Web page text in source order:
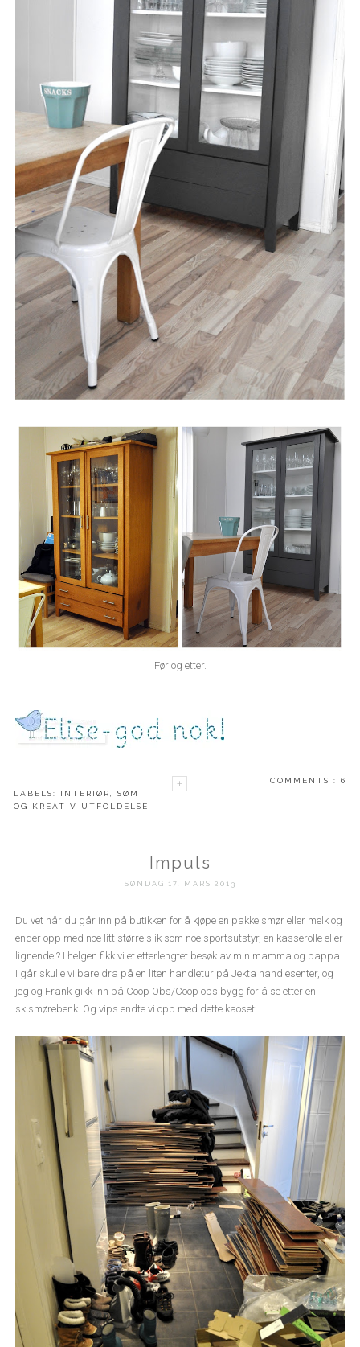
Før og etter.
COMMENTS : 6
LABELS: INTERIØR
SØM
OG KREATIV UTFOLDELSE
Impuls
SØNDAG 17. MARS 2013
Du vet når du går inn på butikken for å kjøpe en pakke smør eller melk og
ender opp med noe litt større slik som noe sportsutstyr, en kasserolle eller
lignende ? I helgen fikk vi et etterlengtet besøk av min mamma og pappa.
I går skulle vi bare dra på en liten handletur på Jekta handlesenter, og
jeg og Frank gikk inn på Coop Obs/Coop obs bygg for å se etter en
skismørebenk. Og vips endte vi opp med dette kaoset: